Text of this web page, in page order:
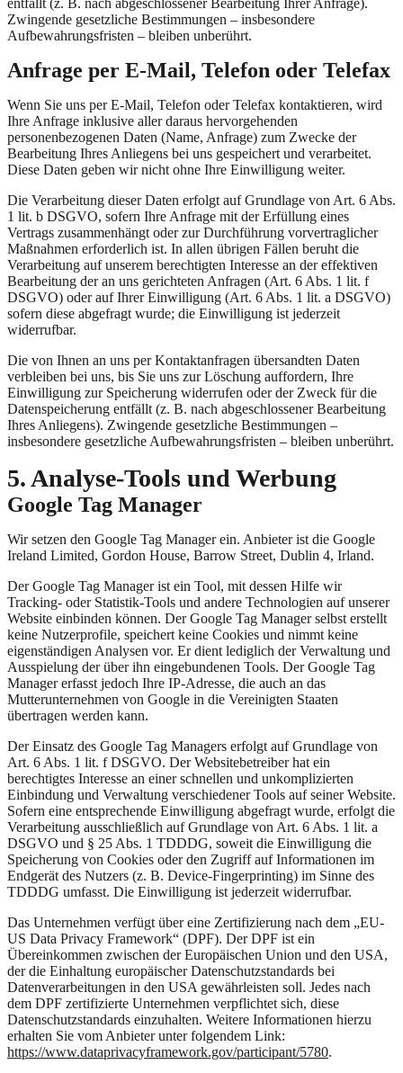
Zwingende gesetzliche Bestimmungen – insbesondere
Aufbewahrungsfristen – bleiben unberührt.
Anfrage per E-Mail, Telefon oder Telefax
Wenn Sie uns per E-Mail, Telefon oder Telefax kontaktieren, wird
Ihre Anfrage inklusive aller daraus hervorgehenden
personenbezogenen Daten (Name, Anfrage) zum Zwecke der
Bearbeitung Ihres Anliegens bei uns gespeichert und verarbeitet.
Diese Daten geben wir nicht ohne Ihre Einwilligung weiter.
Die Verarbeitung dieser Daten erfolgt auf Grundlage von Art. 6 Abs.
1 lit. b DSGVO, sofern Ihre Anfrage mit der Erfüllung eines
Vertrags zusammenhängt oder zur Durchführung vorvertraglicher
Maßnahmen erforderlich ist. In allen übrigen Fällen beruht die
Verarbeitung auf unserem berechtigten Interesse an der effektiven
Bearbeitung der an uns gerichteten Anfragen (Art. 6 Abs. 1 lit. f
DSGVO) oder auf Ihrer Einwilligung (Art. 6 Abs. 1 lit. a DSGVO)
sofern diese abgefragt wurde; die Einwilligung ist jederzeit
widerrufbar.
Die von Ihnen an uns per Kontaktanfragen übersandten Daten
verbleiben bei uns, bis Sie uns zur Löschung auffordern, Ihre
Einwilligung zur Speicherung widerrufen oder der Zweck für die
Datenspeicherung entfällt (z. B. nach abgeschlossener Bearbeitung
Ihres Anliegens). Zwingende gesetzliche Bestimmungen –
insbesondere gesetzliche Aufbewahrungsfristen – bleiben unberührt.
5. Analyse-Tools und Werbung
Google Tag Manager
Wir setzen den Google Tag Manager ein. Anbieter ist die Google
Ireland Limited, Gordon House, Barrow Street, Dublin 4, Irland.
Der Google Tag Manager ist ein Tool, mit dessen Hilfe wir
Tracking- oder Statistik-Tools und andere Technologien auf unserer
Website einbinden können. Der Google Tag Manager selbst erstellt
keine Nutzerprofile, speichert keine Cookies und nimmt keine
eigenständigen Analysen vor. Er dient lediglich der Verwaltung und
Ausspielung der über ihn eingebundenen Tools. Der Google Tag
Manager erfasst jedoch Ihre IP-Adresse, die auch an das
Mutterunternehmen von Google in die Vereinigten Staaten
übertragen werden kann.
Der Einsatz des Google Tag Managers erfolgt auf Grundlage von
Art. 6 Abs. 1 lit. f DSGVO. Der Websitebetreiber hat ein
berechtigtes Interesse an einer schnellen und unkomplizierten
Einbindung und Verwaltung verschiedener Tools auf seiner Website.
Sofern eine entsprechende Einwilligung abgefragt wurde, erfolgt die
Verarbeitung ausschließlich auf Grundlage von Art. 6 Abs. 1 lit. a
DSGVO und § 25 Abs. 1 TDDDG, soweit die Einwilligung die
Speicherung von Cookies oder den Zugriff auf Informationen im
Endgerät des Nutzers (z. B. Device-Fingerprinting) im Sinne des
TDDDG umfasst. Die Einwilligung ist jederzeit widerrufbar.
Das Unternehmen verfügt über eine Zertifizierung nach dem „EU-
US Data Privacy Framework“ (DPF). Der DPF ist ein
Übereinkommen zwischen der Europäischen Union und den USA,
der die Einhaltung europäischer Datenschutzstandards bei
Datenverarbeitungen in den USA gewährleisten soll. Jedes nach
dem DPF zertifizierte Unternehmen verpflichtet sich, diese
Datenschutzstandards einzuhalten. Weitere Informationen hierzu
erhalten Sie vom Anbieter unter folgendem Link:
https://www.dataprivacyframework.gov/participant/5780.